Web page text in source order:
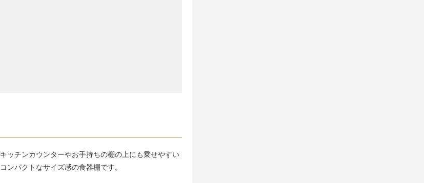
キッチンカウンターやお手持ちの棚の上にも乗せやすい
コンパクトなサイズ感の食器棚です。